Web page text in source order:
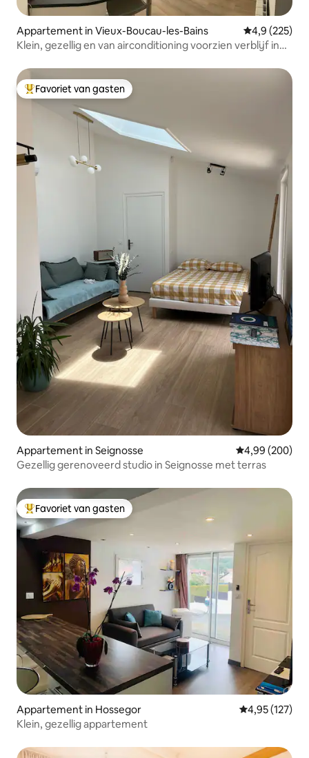
Appartement in Vieux-Boucau-les-Bains Gemiddelde
4,9 (225)
Klein, gezellig en van airconditioning voorzien verblijf in
Topfavoriet van gasten
Favoriet van gasten
Appartement in Seignosse Gemiddelde
4,99 (200)
Gezellig gerenoveerd studio in Seignosse met terras
Topfavoriet van gasten
Favoriet van gasten
Appartement in Hossegor Gemiddelde
4,95 (127)
Klein, gezellig appartement